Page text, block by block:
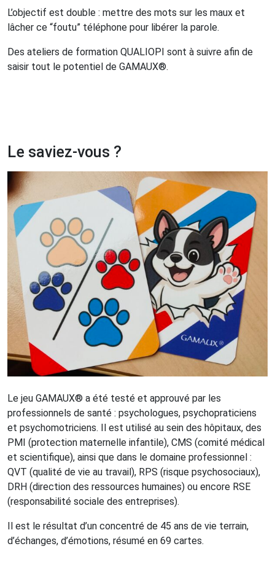
L’objectif est double : mettre des mots sur les maux et
lâcher ce “foutu” téléphone pour libérer la parole.
Des ateliers de formation QUALIOPI sont à suivre afin de
saisir tout le potentiel de GAMAUX®.
Le saviez-vous ?
Le jeu GAMAUX® a été testé et approuvé par les
professionnels de santé : psychologues, psychopraticiens
et psychomotriciens. Il est utilisé au sein des hôpitaux, des
PMI (protection maternelle infantile), CMS (comité médical
et scientifique), ainsi que dans le domaine professionnel :
QVT (qualité de vie au travail), RPS (risque psychosociaux),
DRH (direction des ressources humaines) ou encore RSE
(responsabilité sociale des entreprises).
Il est le résultat d’un concentré de 45 ans de vie terrain,
d’échanges, d’émotions, résumé en 69 cartes.